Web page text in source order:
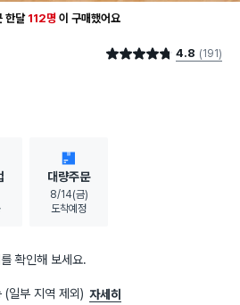
한달112명 이 구매했어요
구매했어요별점 4.8점 4.8 (191)
대량주문
8/14(금)
도착예정
확인해 보세요.
일부 지역 제외) 자세히